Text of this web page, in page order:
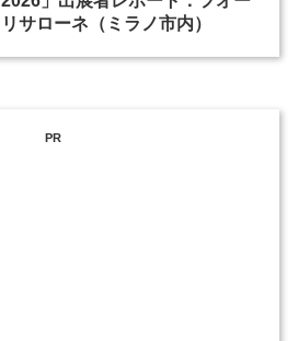
リサローネ（ミラノ市内）
PR